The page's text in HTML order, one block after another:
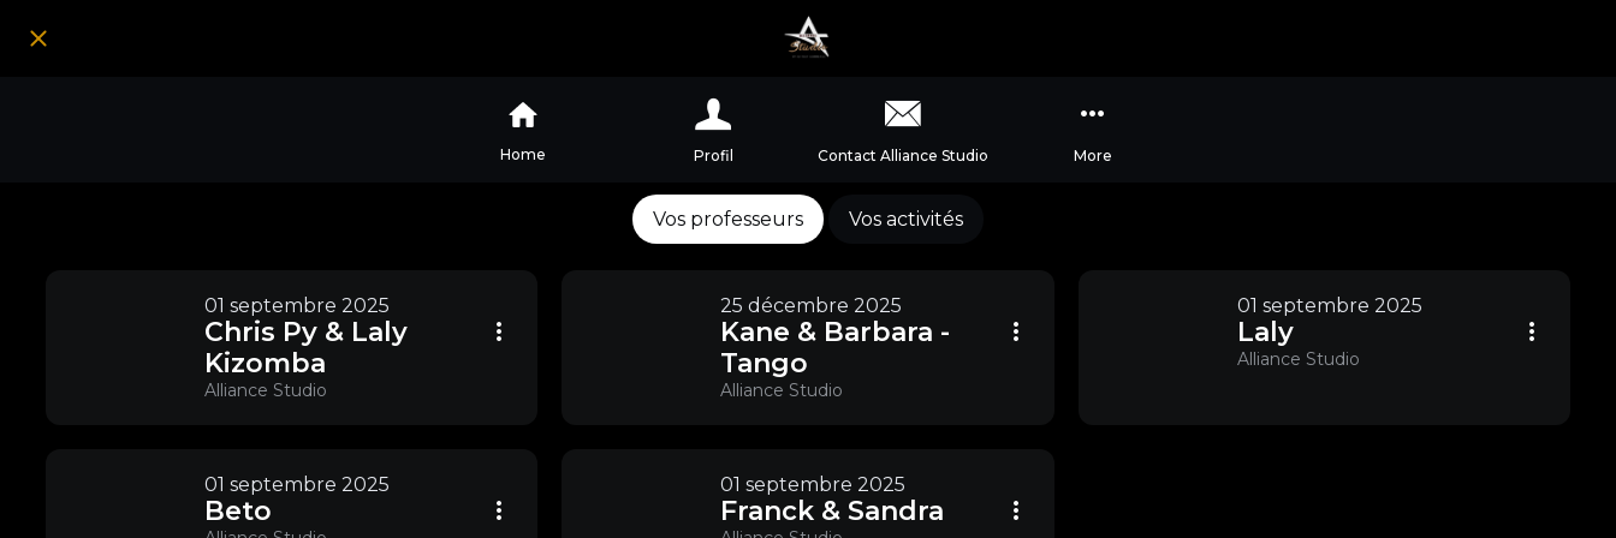
Home Profil Contact Alliance Studio More
Vos professeurs Vos activités
01 septembre 2025
Chris Py & Laly
Kizomba
Alliance Studio
25 décembre 2025
Kane & Barbara -
Tango
Alliance Studio
01 septembre 2025
Laly
Alliance Studio
01 septembre 2025
Beto
01 septembre 2025
Franck & Sandra